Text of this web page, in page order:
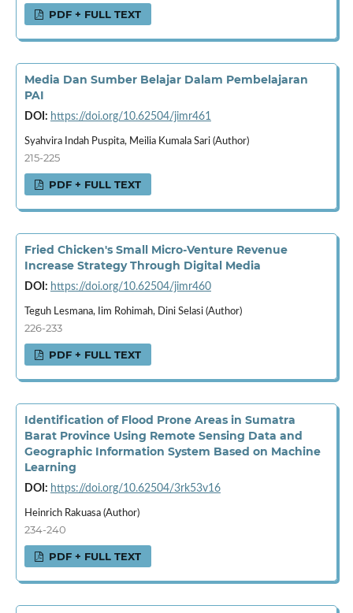
PDF + FULL TEXT
Media Dan Sumber Belajar Dalam Pembelajaran
PAI
DOI: https://doi.org/10.62504/jimr461
Syahvira Indah Puspita, Meilia Kumala Sari (Author)
215-225
PDF + FULL TEXT
Fried Chicken's Small Micro-Venture Revenue
Increase Strategy Through Digital Media
DOI: https://doi.org/10.62504/jimr460
Teguh Lesmana, Iim Rohimah, Dini Selasi (Author)
226-233
PDF + FULL TEXT
Identification of Flood Prone Areas in Sumatra
Barat Province Using Remote Sensing Data and
Geographic Information System Based on Machine
Learning
DOI: https://doi.org/10.62504/3rk53v16
Heinrich Rakuasa (Author)
234-240
PDF + FULL TEXT